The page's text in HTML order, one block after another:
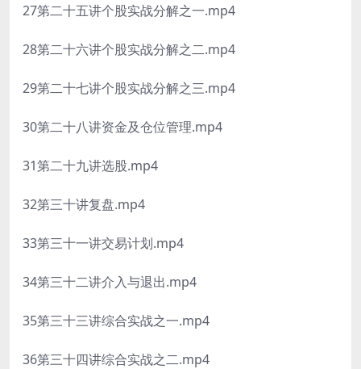
27第二十五讲个股实战分解之一.mp4
28第二十六讲个股实战分解之二.mp4
29第二十七讲个股实战分解之三.mp4
30第二十八讲资金及仓位管理.mp4
31第二十九讲选股.mp4
32第三十讲复盘.mp4
33第三十一讲交易计划.mp4
34第三十二讲介入与退出.mp4
35第三十三讲综合实战之一.mp4
36第三十四讲综合实战之二.mp4